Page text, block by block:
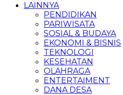
LAINNYA
PENDIDIKAN
PARIWISATA
SOSIAL & BUDAYA
EKONOMI & BISNIS
TEKNOLOGI
KESEHATAN
OLAHRAGA
ENTERTAIMENT
DANA DESA